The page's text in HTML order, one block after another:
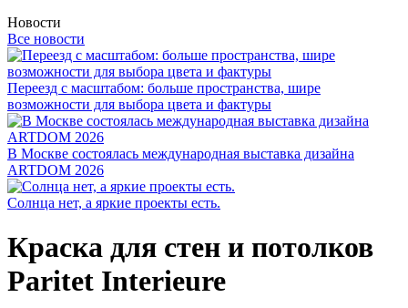
Новости
Все новости
Переезд с масштабом: больше пространства, шире
возможности для выбора цвета и фактуры
В Москве состоялась международная выставка дизайна
ARTDOM 2026
Солнца нет, а яркие проекты есть.
Краска для стен и потолков
Paritet Interieure